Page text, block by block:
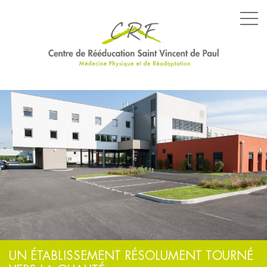
LE CENTRE
LES SERVICES
LES ÉQUIPEMENTS
PARCOURS SPÉCIFIQUES
NOS ENGAGEMENTS
ACTUALITÉS
UN ÉTABLISSEMENT RÉSOLUMENT TOURNÉ